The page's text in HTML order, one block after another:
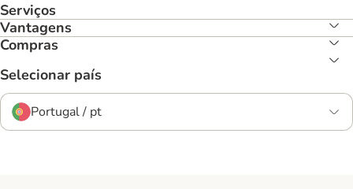
Serviços
Vantagens
Compras
Selecionar país
Portugal / pt